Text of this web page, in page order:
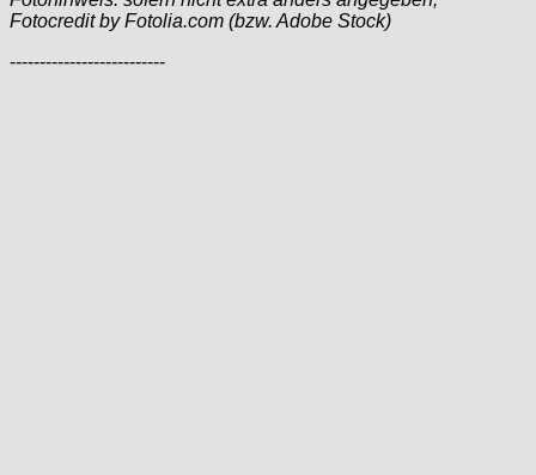
Fotocredit by Fotolia.com (bzw. Adobe Stock)
--------------------------